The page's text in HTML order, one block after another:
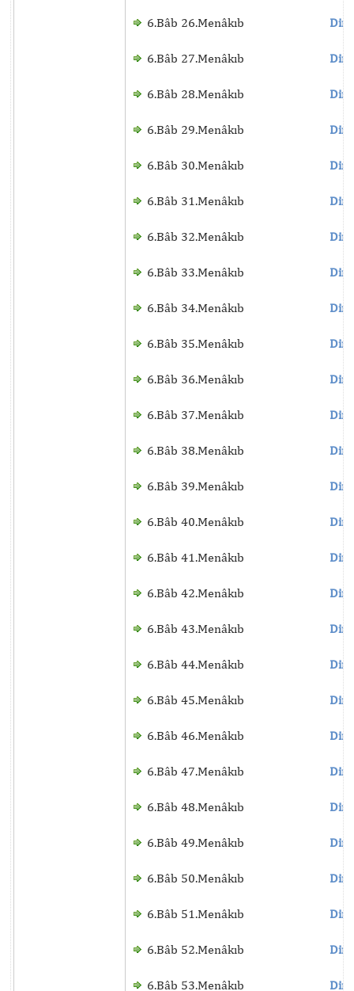
6.Bâb 26.Menâkıb
6.Bâb 27.Menâkıb
6.Bâb 28.Menâkıb
6.Bâb 29.Menâkıb
6.Bâb 30.Menâkıb
6.Bâb 31.Menâkıb
6.Bâb 32.Menâkıb
6.Bâb 33.Menâkıb
6.Bâb 34.Menâkıb
6.Bâb 35.Menâkıb
6.Bâb 36.Menâkıb
6.Bâb 37.Menâkıb
6.Bâb 38.Menâkıb
6.Bâb 39.Menâkıb
6.Bâb 40.Menâkıb
6.Bâb 41.Menâkıb
6.Bâb 42.Menâkıb
6.Bâb 43.Menâkıb
6.Bâb 44.Menâkıb
6.Bâb 45.Menâkıb
6.Bâb 46.Menâkıb
6.Bâb 47.Menâkıb
6.Bâb 48.Menâkıb
6.Bâb 49.Menâkıb
6.Bâb 50.Menâkıb
6.Bâb 51.Menâkıb
6.Bâb 52.Menâkıb
6.Bâb 53.Menâkıb